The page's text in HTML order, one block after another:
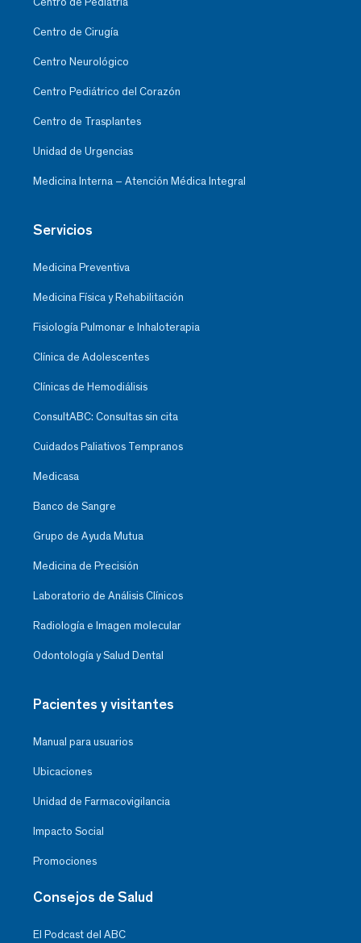
Centro de Cirugía
Centro Neurológico
Centro Pediátrico del Corazón
Centro de Trasplantes
Unidad de Urgencias
Medicina Interna – Atención Médica Integral
Servicios
Medicina Preventiva
Medicina Física y Rehabilitación
Fisiología Pulmonar e Inhaloterapia
Clínica de Adolescentes
Clínicas de Hemodiálisis
ConsultABC: Consultas sin cita
Cuidados Paliativos Tempranos
Medicasa
Banco de Sangre
Grupo de Ayuda Mutua
Medicina de Precisión
Laboratorio de Análisis Clínicos
Radiología e Imagen molecular
Odontología y Salud Dental
Pacientes y visitantes
Manual para usuarios
Ubicaciones
Unidad de Farmacovigilancia
Impacto Social
Promociones
Consejos de Salud
El Podcast del ABC